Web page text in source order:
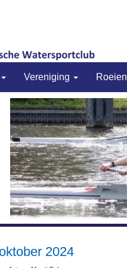
Vereniging Roeien
2024